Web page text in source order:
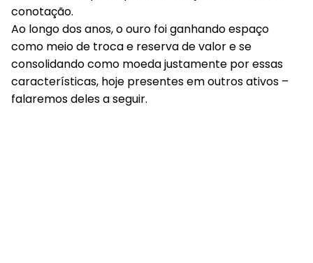
conotação.
Ao longo dos anos, o ouro foi ganhando espaço
como meio de troca e reserva de valor e se
consolidando como moeda justamente por essas
características, hoje presentes em outros ativos –
falaremos deles a seguir.